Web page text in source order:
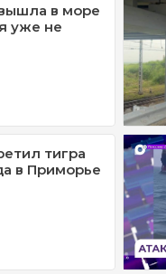
в море
уже не
тигра
в Приморье